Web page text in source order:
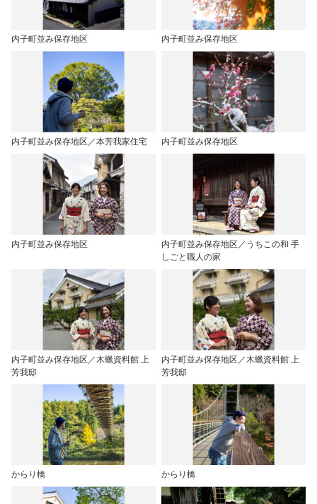
内子町並み保存地区 内子町並み保存地区
内子町並み保存地区／本芳我家住宅 内子町並み保存地区
内子町並み保存地区
内子町並み保存地区／うちこの和 手
しごと職人の家
内子町並み保存地区／木蠟資料館 上
芳我邸
内子町並み保存地区／木蠟資料館 上
芳我邸
からり橋 からり橋